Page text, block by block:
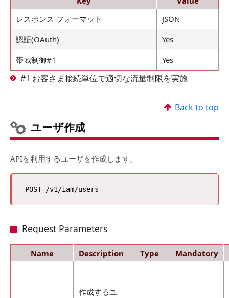
レスポンス フォーマット
JSON
認証(OAuth)
Yes
帯域制御#1
Yes
#1 お客さま接続単位で適切な流量制限を実施
Back to top
ユーザ作成
APIを利用するユーザを作成します。
Request Parameters
Name Description Type Mandatory
作成するユ